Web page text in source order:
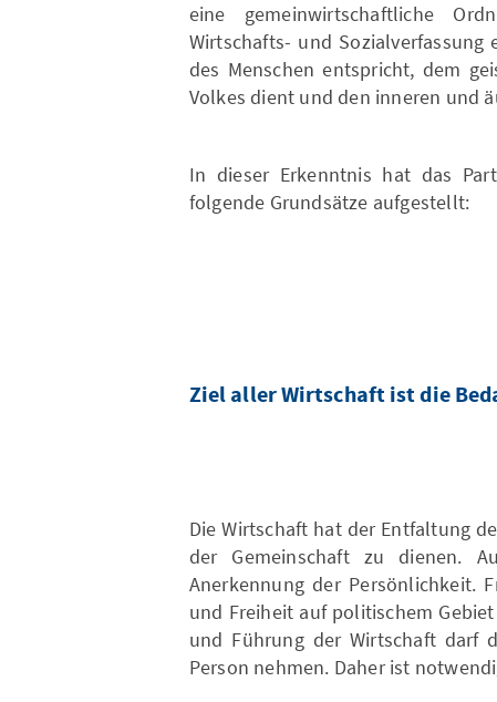
eine gemeinwirtschaftliche
Wirtschafts- und
des Menschen entspricht, dem
Volkes dient und den inneren und
In dieser Erkenntnis hat das
folgende Grundsätze aufgestellt:
Ziel aller Wirtschaft ist die
Die Wirtschaft hat der Entfaltung
der Gemeinschaft zu dienen.
Anerkennung der Persönlichkeit.
und Freiheit auf politischem
und Führung der Wirtschaft darf
Person nehmen. Daher ist